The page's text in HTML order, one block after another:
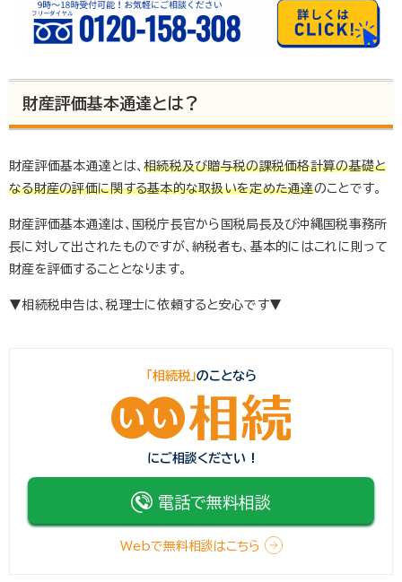
財産評価基本通達とは？
財産評価基本通達とは、相続税及び贈与税の課税価格計算の基礎と
なる財産の評価に関する基本的な取扱いを定めた通達のことです。
財産評価基本通達は、国税庁長官から国税局長及び沖縄国税事務所
長に対して出されたものですが、納税者も、基本的にはこれに則って
財産を評価することとなります。
▼相続税申告は、税理士に依頼すると安心です▼
「相続税」のことなら
にご相談ください !
電話で無料相談
Webで無料相談はこちら